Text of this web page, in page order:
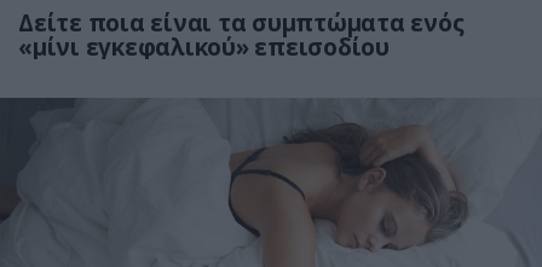
Δείτε ποια είναι τα συμπτώματα ενός
«μίνι εγκεφαλικού» επεισοδίου